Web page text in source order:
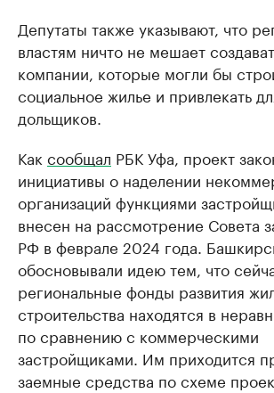
Депутаты также указывают, что
властям ничто не мешает
компании, которые могли бы
социальное жилье и привлекать
дольщиков.
Как сообщал РБК Уфа, проект
инициативы о наделении
организаций функциями
внесен на рассмотрение Совета
РФ в феврале 2024 года.
обосновывали идею тем, что
региональные фонды развития
строительства находятся в
по сравнению с коммерческими
застройщиками. Им приходится
заемные средства по схеме